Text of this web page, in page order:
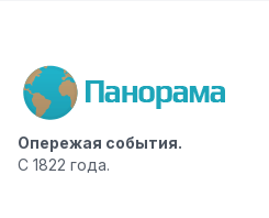
Опережая события.
С 1822 года.